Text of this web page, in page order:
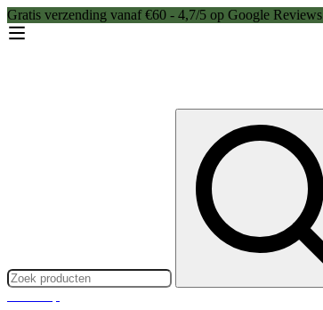
Gratis verzending vanaf €60 - 4,7/5 op Google Reviews